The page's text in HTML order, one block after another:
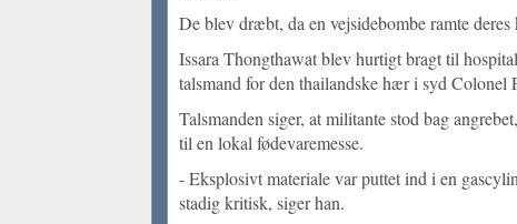
De blev dræbt, da en vejsidebombe ramte deres
Issara Thongthawat blev hurtigt bragt til
talsmand for den thailandske hær i syd Colonel
Talsmanden siger, at militante stod bag
til en lokal fødevaremesse.
- Eksplosivt materiale var puttet ind i en
stadig kritisk, siger han.